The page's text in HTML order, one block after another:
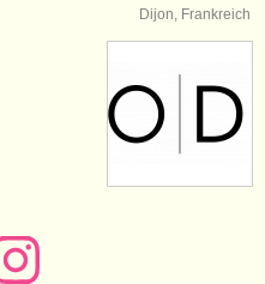
Dijon, Frankreich